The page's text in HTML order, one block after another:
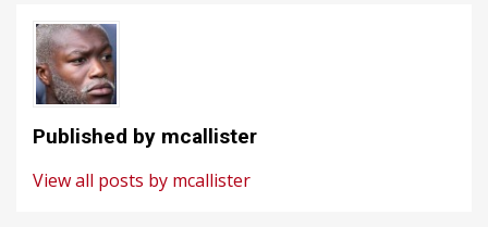
Published by mcallister
View all posts by mcallister